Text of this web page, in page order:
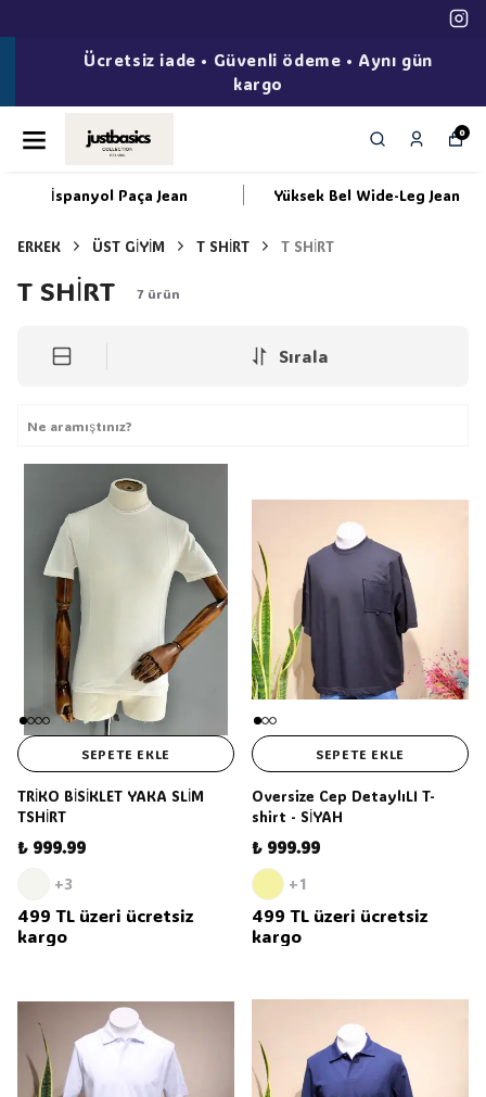
Ücretsiz iade • Güvenli ödeme • Aynı gün
kargo
0
İspanyol Paça Jean Yüksek Bel Wide-Leg Jean
ERKEK ÜST GİYİM T SHİRT T SHİRT
T SHİRT 7 ürün
Sırala
SEPETE EKLE
TRİKO BİSİKLET YAKA SLİM
TSHİRT
₺ 999.99
+3
499 TL üzeri ücretsiz
kargo
SEPETE EKLE
Oversize Cep DetaylıLI T-
shirt - SİYAH
₺ 999.99
+1
499 TL üzeri ücretsiz
kargo